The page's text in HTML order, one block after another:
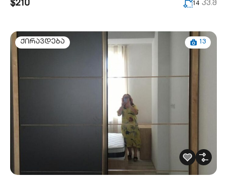
$210 14 კვ.მ
ქირავდება 13